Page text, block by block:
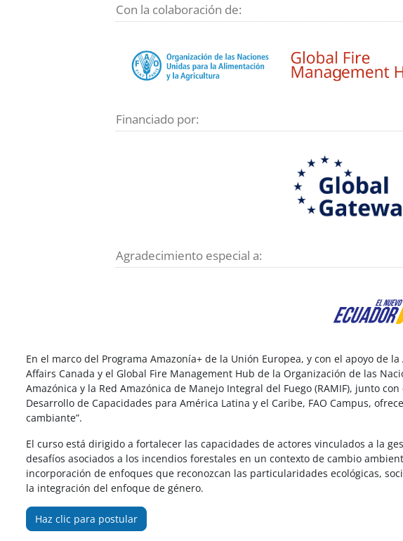
Con la colaboración de:
Financiado por:
Agradecimiento especial a:
En el marco del Programa Amazonía+ de la Unión Europea, y con el apoyo de
Affairs Canada y el Global Fire Management Hub de la Organización de las
Amazónica y la Red Amazónica de Manejo Integral del Fuego (RAMIF), junto
Desarrollo de Capacidades para América Latina y el Caribe, FAO Campus,
cambiante”.
El curso está dirigido a fortalecer las capacidades de actores vinculados a la
desafíos asociados a los incendios forestales en un contexto de cambio
incorporación de enfoques que reconozcan las particularidades ecológicas,
la integración del enfoque de género.
Haz clic para postular